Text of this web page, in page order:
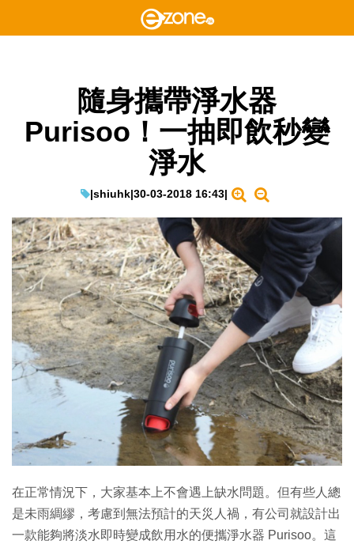
隨身攜帶淨水器
Purisoo！一抽即飲秒變
淨水
|shiuhk|30-03-2018 16:43|
在正常情況下，大家基本上不會遇上缺水問題。但有些人總
是未雨綢繆，考慮到無法預計的天災人禍，有公司就設計出
一款能夠將淡水即時變成飲用水的便攜淨水器 Purisoo。這